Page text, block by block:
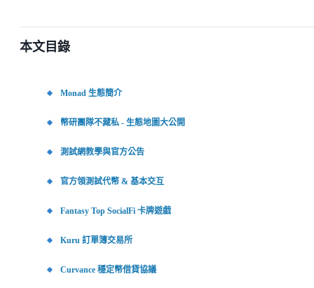
本文目錄
Monad 生態簡介
幣研團隊不藏私 - 生態地圖大公開
測試網教學與官方公告
官方領測試代幣 & 基本交互
Fantasy Top SocialFi 卡牌遊戲
Kuru 訂單簿交易所
Curvance 穩定幣借貸協議